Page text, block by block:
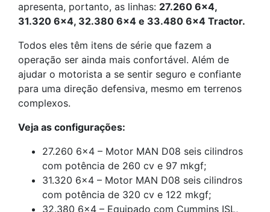
apresenta, portanto, as linhas: 27.260 6×4,
31.320 6×4, 32.380 6×4 e 33.480 6×4 Tractor.
Todos eles têm itens de série que fazem a
operação ser ainda mais confortável. Além de
ajudar o motorista a se sentir seguro e confiante
para uma direção defensiva, mesmo em terrenos
complexos.
Veja as configurações:
27.260 6×4 – Motor MAN D08 seis cilindros
com potência de 260 cv e 97 mkgf;
31.320 6×4 – Motor MAN D08 seis cilindros
com potência de 320 cv e 122 mkgf;
32.380 6×4 – Equipado com Cummins ISL,